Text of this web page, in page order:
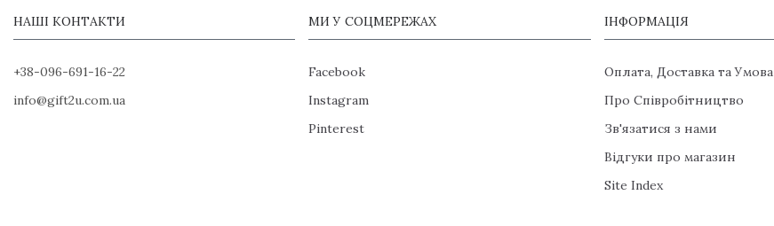
НАШІ КОНТАКТИ
+38-096-691-16-22
info@gift2u.com.ua
МИ У СОЦМЕРЕЖАХ
Facebook
Instagram
Pinterest
ІНФОРМАЦІЯ
Оплата, Доставка та Умова
Про Співробітництво
Зв'язатися з нами
Відгуки про магазин
Site Index